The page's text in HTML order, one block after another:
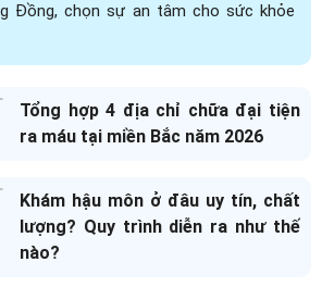
Đồng, chọn sự an tâm cho sức khỏe
Tổng hợp 4 địa chỉ chữa đại tiện
ra máu tại miền Bắc năm 2026
Khám hậu môn ở đâu uy tín, chất
lượng? Quy trình diễn ra như thế
nào?